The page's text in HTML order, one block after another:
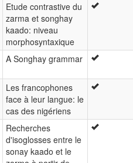
Etude contrastive du
zarma et songhay
kaado: niveau
morphosyntaxique
A Songhay grammar
Les francophones
face à leur langue: le
cas des nigériens
Recherches
d'isoglosses entre le
sonay kaado et le